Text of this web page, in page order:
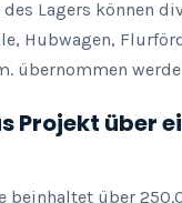
Lagers können
Hubwagen,
übernommen
Projekt über
beinhaltet über